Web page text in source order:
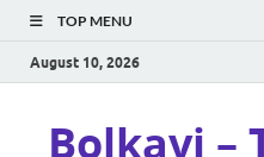
TOP MENU
August 10, 2026
Bolkavi –